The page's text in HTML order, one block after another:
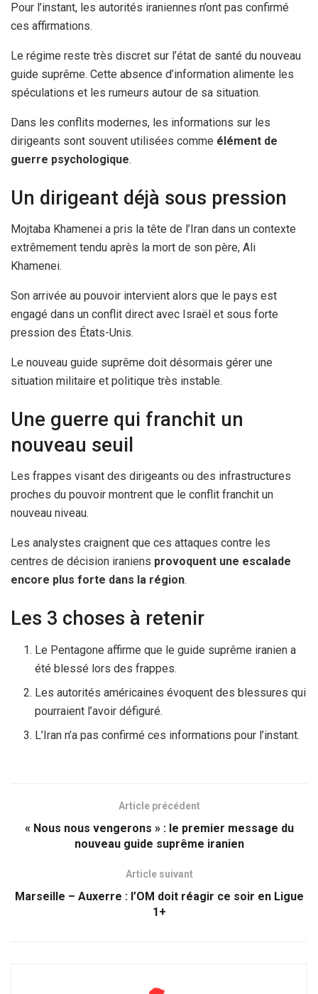
Pour l’instant, les autorités iraniennes n’ont pas confirmé
ces affirmations.
Le régime reste très discret sur l’état de santé du nouveau
guide suprême. Cette absence d’information alimente les
spéculations et les rumeurs autour de sa situation.
Dans les conflits modernes, les informations sur les
dirigeants sont souvent utilisées comme élément de
guerre psychologique.
Un dirigeant déjà sous pression
Mojtaba Khamenei a pris la tête de l’Iran dans un contexte
extrêmement tendu après la mort de son père, Ali
Khamenei.
Son arrivée au pouvoir intervient alors que le pays est
engagé dans un conflit direct avec Israël et sous forte
pression des États-Unis.
Le nouveau guide suprême doit désormais gérer une
situation militaire et politique très instable.
Une guerre qui franchit un
nouveau seuil
Les frappes visant des dirigeants ou des infrastructures
proches du pouvoir montrent que le conflit franchit un
nouveau niveau.
Les analystes craignent que ces attaques contre les
centres de décision iraniens provoquent une escalade
encore plus forte dans la région.
Les 3 choses à retenir
Le Pentagone affirme que le guide suprême iranien a
été blessé lors des frappes.
Les autorités américaines évoquent des blessures qui
pourraient l’avoir défiguré.
L’Iran n’a pas confirmé ces informations pour l’instant.
Article précédent
« Nous nous vengerons » : le premier message du
nouveau guide suprême iranien
Article suivant
Marseille – Auxerre : l’OM doit réagir ce soir en Ligue
1+